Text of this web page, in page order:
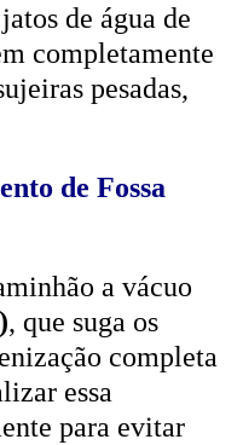
de água de
completamente
pesadas,
de Fossa
a vácuo
, que suga os
completa
essa
para evitar